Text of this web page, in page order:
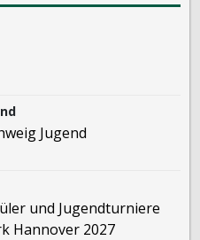
Jugend
und Jugendturniere
Hannover 2027